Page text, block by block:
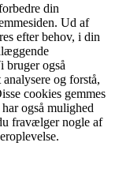
din
Ud af
efter behov, i din
bruger også
og forstå,
cookies gemmes
også mulighed
fravælger nogle af